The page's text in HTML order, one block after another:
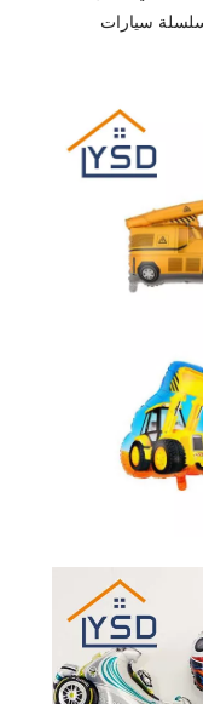
سلسلة سيارات